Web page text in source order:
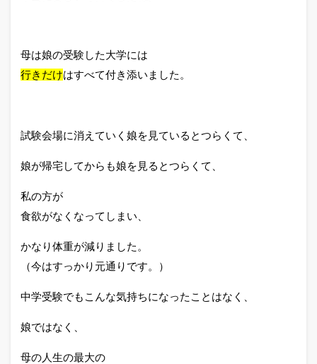
母は娘の受験した大学には
行きだけはすべて付き添いました。
試験会場に消えていく娘を見ているとつらくて、
娘が帰宅してからも娘を見るとつらくて、
私の方が
食欲がなくなってしまい、
かなり体重が減りました。
（今はすっかり元通りです。）
中学受験でもこんな気持ちになったことはなく、
娘ではなく、
母の人生の最大の